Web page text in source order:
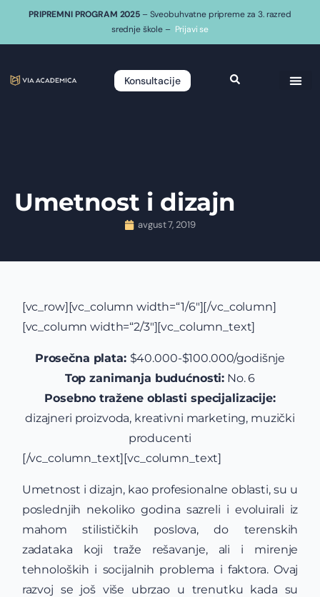
PRIPREMNI PROGRAM 2025 – Sveobuhvatne pripreme za 3. razred
srednje škole – Prijavi se
Konsultacije
Umetnost i dizajn
avgust 7, 2019
[vc_row][vc_column width=“1/6″][/vc_column]
[vc_column width=“2/3″][vc_column_text]
Prosečna plata: $40.000-$100.000/godišnje
Top zanimanja budućnosti: No. 6
Posebno tražene oblasti specijalizacije:
dizajneri proizvoda, kreativni marketing, muzički
producenti
[/vc_column_text][vc_column_text]
Umetnost i dizajn, kao profesionalne oblasti, su u
poslednjih nekoliko godina sazreli i evoluirali iz
mahom stilističkih poslova, do terenskih
zadataka koji traže rešavanje, ali i mirenje
tehnoloških i socijalnih problema i faktora. Ovaj
razvoj se još više ubrzao u trenutku kada su